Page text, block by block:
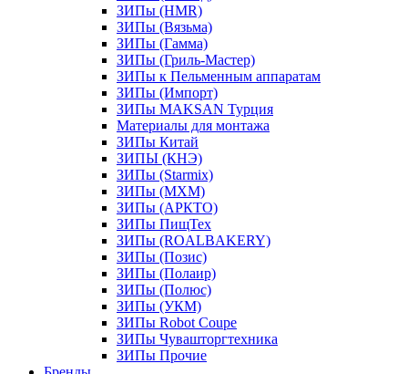
ЗИПы (HMR)
ЗИПы (Вязьма)
ЗИПы (Гамма)
ЗИПы (Гриль-Мастер)
ЗИПы к Пельменным аппаратам
ЗИПы (Импорт)
ЗИПы MAKSAN Турция
Материалы для монтажа
ЗИПы Китай
ЗИПЫ (КНЭ)
ЗИПы (Starmix)
ЗИПы (МХМ)
ЗИПы (АРКТО)
ЗИПы ПищТех
ЗИПы (ROALBAKERY)
ЗИПы (Позис)
ЗИПы (Полаир)
ЗИПы (Полюс)
ЗИПы (УКМ)
ЗИПы Robot Coupe
ЗИПы Чувашторгтехника
ЗИПы Прочие